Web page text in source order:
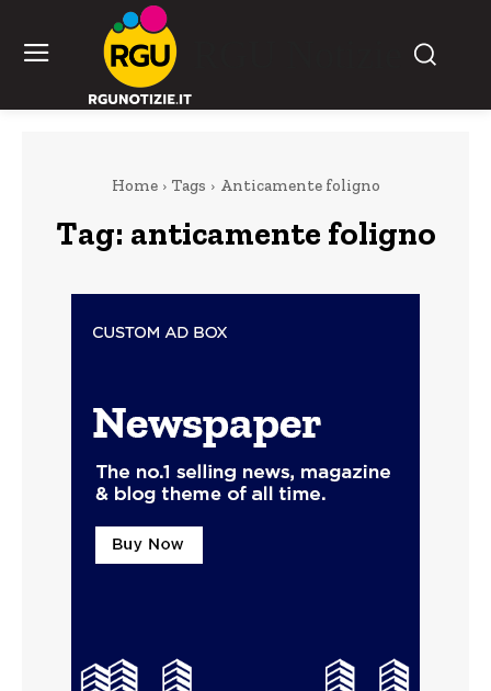
Home Tags Anticamente foligno
Tag: anticamente foligno